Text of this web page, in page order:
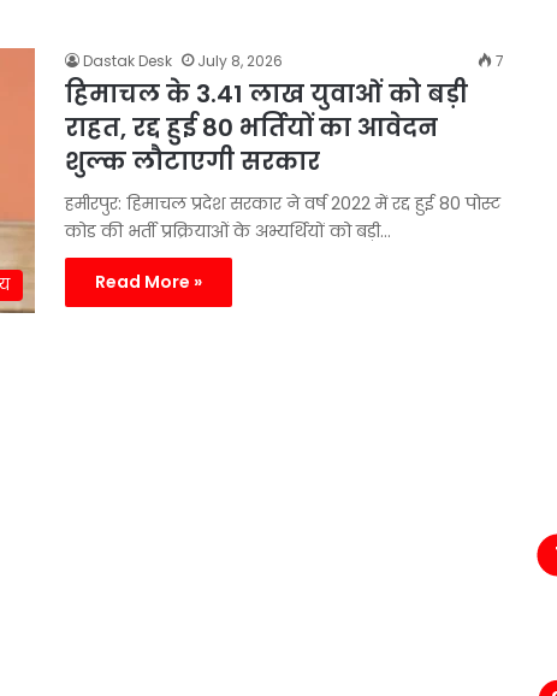
Dastak Desk July 8, 2026 7
हिमाचल के 3.41 लाख युवाओं को बड़ी
राहत, रद्द हुई 80 भर्तियों का आवेदन
शुल्क लौटाएगी सरकार
हमीरपुर: हिमाचल प्रदेश सरकार ने वर्ष 2022 में रद्द हुई 80 पोस्ट
कोड की भर्ती प्रक्रियाओं के अभ्यर्थियों को बड़ी…
Read More »